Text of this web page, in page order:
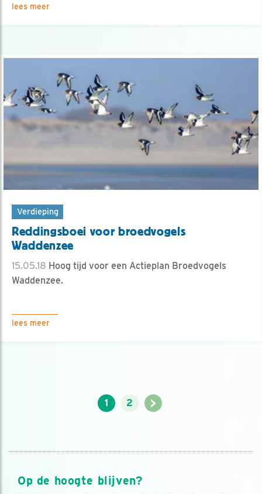
lees meer
Verdieping
Reddingsboei voor broedvogels
Waddenzee
15.05.18 Hoog tijd voor een Actieplan Broedvogels
Waddenzee.
lees meer
1 2 >
Op de hoogte blijven?